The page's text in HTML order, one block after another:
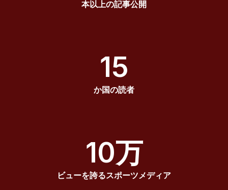
本以上の記事公開
15
か国の読者
10万
ビューを誇るスポーツメディア